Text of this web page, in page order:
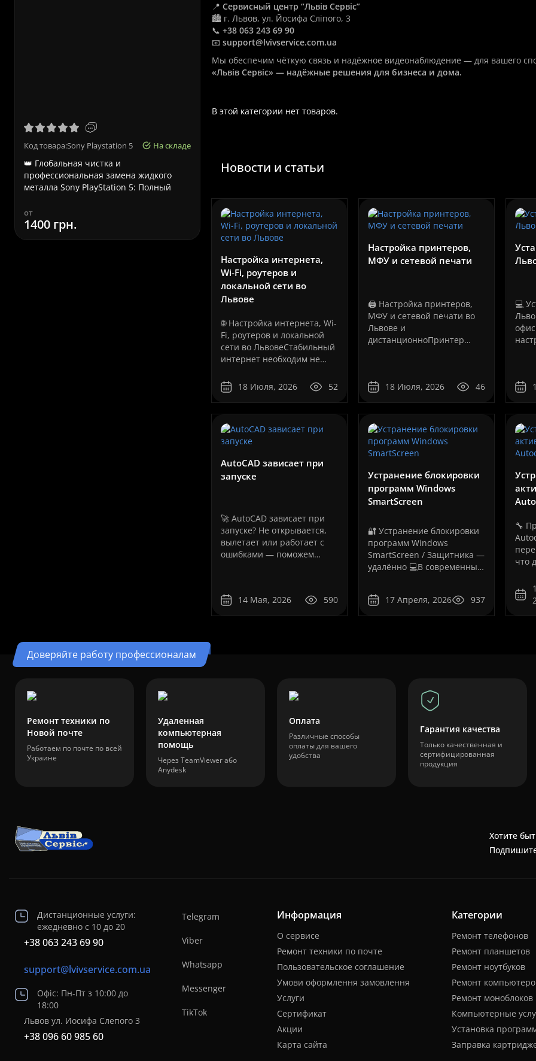
стоимость
780 грн.
Код товара:Sony Playstation 5 На складе
👑 Глобальная чистка и
профессиональная замена жидкого
металла Sony PlayStation 5: Полный
от
1400 грн.
Срочный ремонт ноутбука Asus в
Львове – качественно и быстро! 🖥️
к..
от
580 грн. 350 грн.
📍 Сервисный центр “Львів Сервіс”
🏙️ г. Львов, ул. Йосифа Сліпого, 3
📞 +38 063 243 69 90
📧 support@lvivservice.com.ua
Мы обеспечим чёткую связь и надёжное видеонаблюдение — для вашего
«Львів Сервіс» — надёжные решения для бизнеса и дома.
В этой категории нет товаров.
Новости и статьи
Настройка интернета,
Wi-Fi, роутеров и
локальной сети во
Львове
🌐 Настройка интернета, Wi-
Fi, роутеров и локальной
сети во ЛьвовеСтабильный
интернет необходим не
сайтов и социальных сетей.
Сегодня от сети зависят
работа компьютеров,
телефония,
видеонаблюдение,
18 Июля, 2026 52
Настройка принтеров,
МФУ и сетевой печати
🖨️ Настройка принтеров,
МФУ и сетевой печати во
Львове и
дистанционноПринтер
драйвера, ошибочно
выбранного порта,
изменившегося IP-адреса,
сбоя службы печати,
проблем с USB-
соединение..
18 Июля, 2026 46
💻
если
AutoCAD зависает при
запуске
🚀 AutoCAD зависает при
запуске? Не открывается,
вылетает или работает с
ошибками — поможем
AutoCAD от «Львів
Сервіс»Программа AutoCAD
14 Мая, 2026 590
Устранение блокировки
программ Windows
SmartScreen
🔐 Устранение блокировки
программ Windows
SmartScreen / Защитника —
удалённо 💻В современных
сталкиваются с ситуацией,
когда система блокирует
17 Апреля, 2026 937
🔧
что
Доверяйте работу профессионалам
Ремонт техники по
Новой почте
Работаем по почте по всей
Украине
Удаленная
компьютерная
помощь
Через TeamViewer або
Anydesk
Оплата
Различные способы
оплаты для вашего
удобства
Гарантия качества
Только качественная и
сертифицированная
продукция
Хотите
Дистанционные услуги:
ежедневно с 10 до 20
+38 063 243 69 90
support@lvivservice.com.ua
Офіс: Пн-Пт з 10:00 до
18:00
Львов ул. Иосифа Слепого 3
+38 096 60 985 60
Telegram
Viber
Whatsapp
Messenger
TikTok
Информация
О сервисе
Ремонт техники по почте
Пользовательское соглашение
Умови оформлення замовлення
Услуги
Сертификат
Акции
Карта сайта
Категории
Ремонт телефонов
Ремонт планшетов
Ремонт ноутбуков
Ремонт
Ремонт моноблоков
Компьютерные
Установка
Заправка